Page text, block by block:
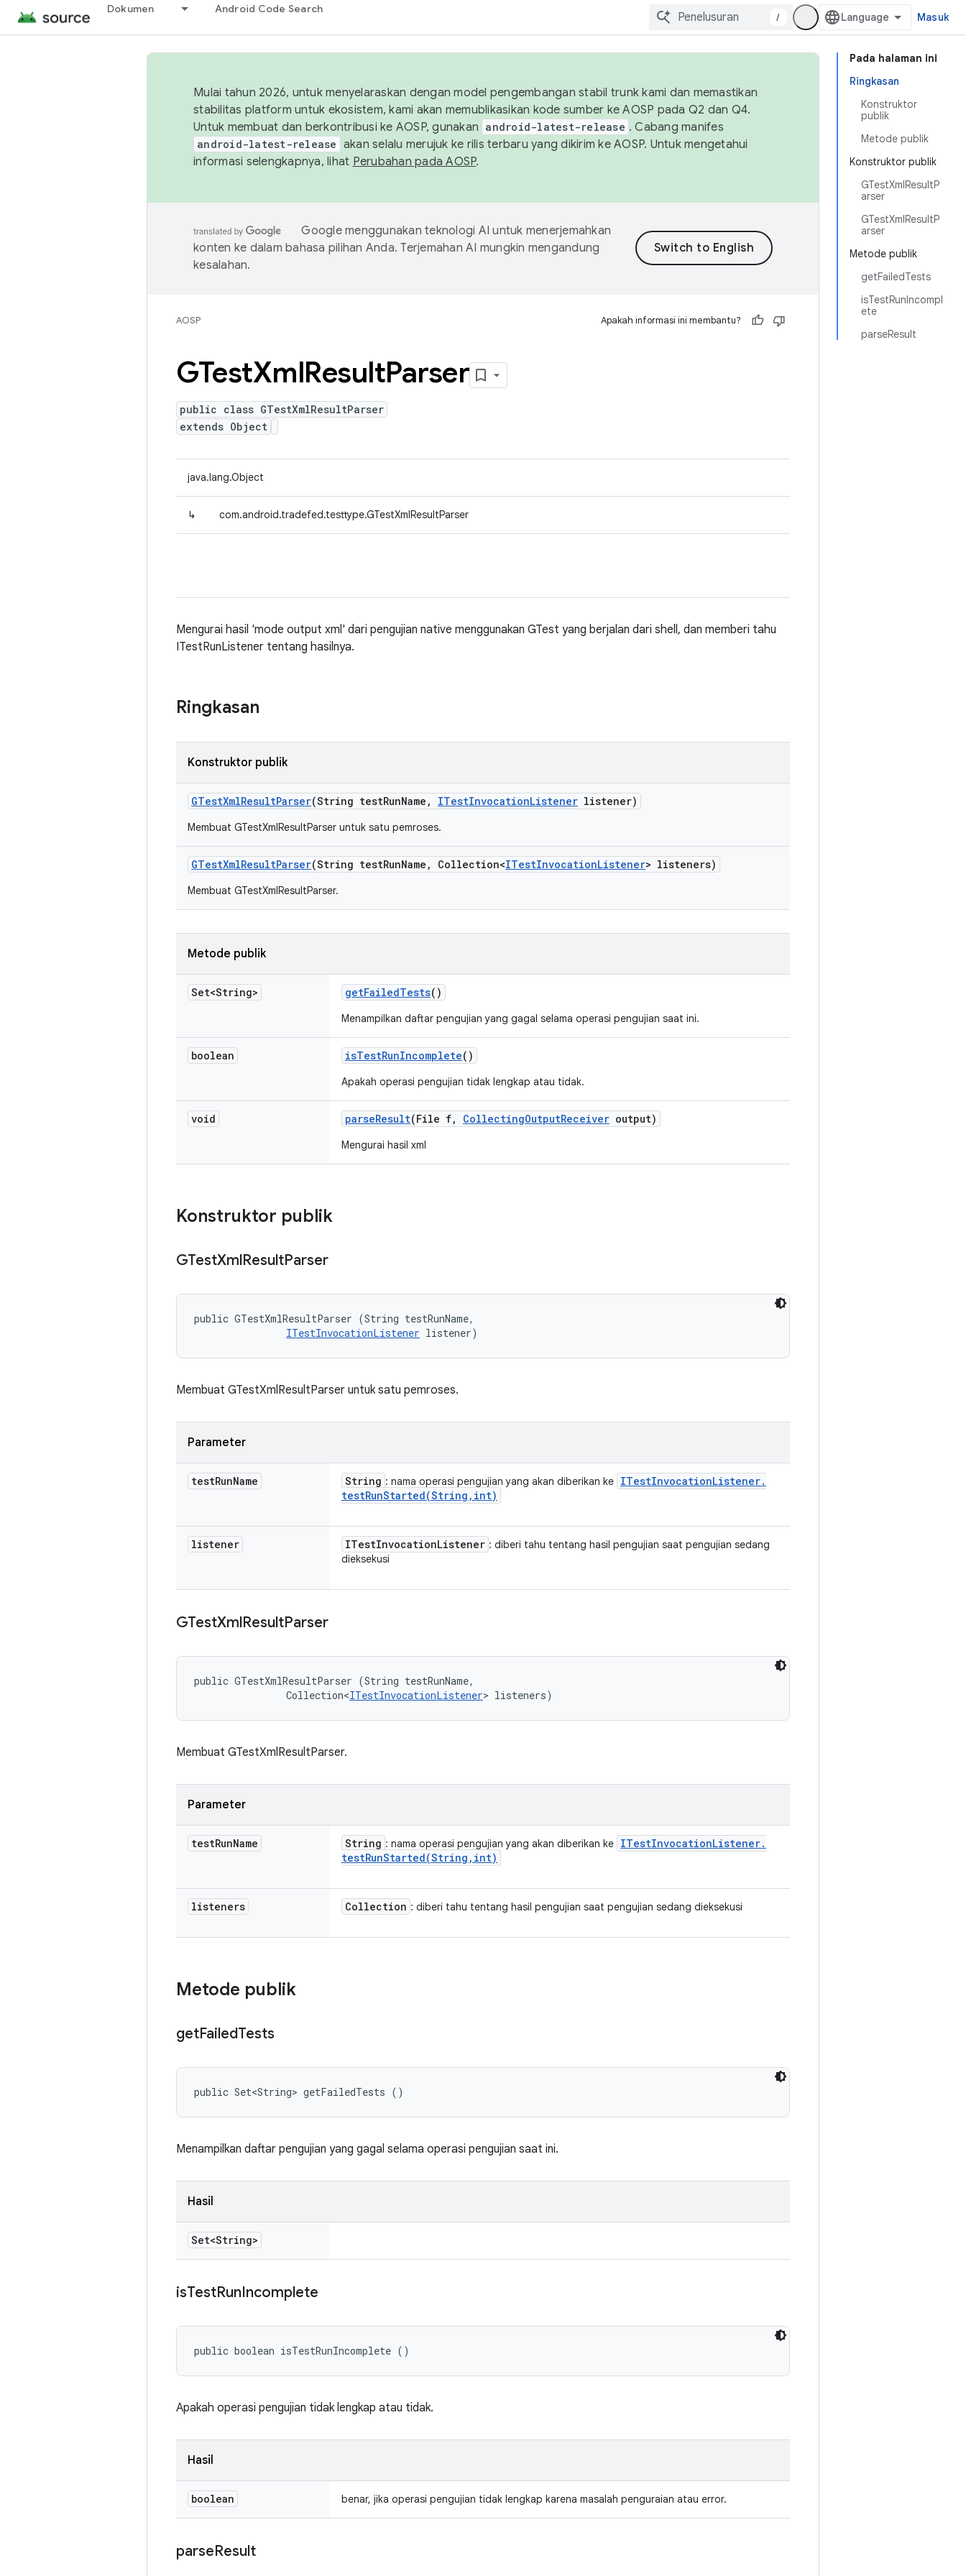
Dokumen Android Code Search
/ Masuk
Pada halaman ini
Ringkasan
Konstruktor
publik
Metode publik
Konstruktor publik
GTestXmlResultP
arser
GTestXmlResultP
arser
Metode publik
getFailedTests
isTestRunIncompl
ete
parseResult
Mulai tahun 2026, untuk menyelaraskan dengan model pengembangan stabil trunk kami dan memastikan
stabilitas platform untuk ekosistem, kami akan memublikasikan kode sumber ke AOSP pada Q2 dan Q4.
Untuk membuat dan berkontribusi ke AOSP, gunakan android-latest-release . Cabang manifes
android-latest-release akan selalu merujuk ke rilis terbaru yang dikirim ke AOSP. Untuk mengetahui
informasi selengkapnya, lihat Perubahan pada AOSP.
Google menggunakan teknologi AI untuk menerjemahkan
konten ke dalam bahasa pilihan Anda. Terjemahan AI mungkin mengandung
kesalahan.
AOSP Apakah informasi ini membantu?
GTestXmlResultParser
public class GTestXmlResultParser
extends Object
java.lang.Object
↳ com.android.tradefed.testtype.GTestXmlResultParser
Mengurai hasil 'mode output xml' dari pengujian native menggunakan GTest yang berjalan dari shell, dan memberi tahu
ITestRunListener tentang hasilnya.
Ringkasan
Konstruktor publik
GTestXmlResultParser(String testRunName , ITestInvocationListener listener)
Membuat GTestXmlResultParser untuk satu pemroses.
GTestXmlResultParser(String testRunName , Collection<ITestInvocationListener> listeners)
Membuat GTestXmlResultParser.
Metode publik
Set<String> getFailedTests()
Menampilkan daftar pengujian yang gagal selama operasi pengujian saat ini.
boolean isTestRunIncomplete()
Apakah operasi pengujian tidak lengkap atau tidak.
void parseResult(File f, CollectingOutputReceiver output)
Mengurai hasil xml
Konstruktor publik
GTestXmlResultParser
public GTestXmlResultParser (String testRunName,
ITestInvocationListener listener)
Membuat GTestXmlResultParser untuk satu pemroses.
Parameter
testRunName String : nama operasi pengujian yang akan diberikan ke ITestInvocationListener.
testRunStarted(String , int)
listener ITestInvocationListener : diberi tahu tentang hasil pengujian saat pengujian sedang
dieksekusi
GTestXmlResultParser
public GTestXmlResultParser (String testRunName,
                Collection<
ITestInvocationListener> listeners)
Membuat GTestXmlResultParser.
Parameter
testRunName String : nama operasi pengujian yang akan diberikan ke ITestInvocationListener.
testRunStarted(String , int)
listeners Collection : diberi tahu tentang hasil pengujian saat pengujian sedang dieksekusi
Metode publik
getFailedTests
public Set<String> getFailedTests ()
Menampilkan daftar pengujian yang gagal selama operasi pengujian saat ini.
Hasil
Set<String>
isTestRunIncomplete
public boolean isTestRunIncomplete ()
Apakah operasi pengujian tidak lengkap atau tidak.
Hasil
boolean benar, jika operasi pengujian tidak lengkap karena masalah penguraian atau error.
parseResult